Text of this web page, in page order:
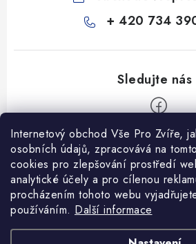
Internetový obchod Vše Pro Zvíře,
osobních údajů, zpracovává na
cookies pro zlepšování prostředí
analytické účely a pro cílenou
procházením tohoto webu
používáním. Další informace
+ 420 734
Informace pro Vás
Ceník dopravy
Kontakty
Heuréka recenze